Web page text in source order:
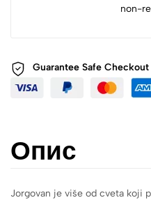
non-
Guarantee Safe Checkout
Опис
Jorgovan je više od cveta koji